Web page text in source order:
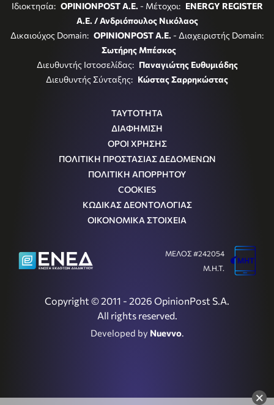
×
Ιδιοκτησία: OPINIONPOST A.E. - Μέτοχοι: ENERGY REGISTER
Α.Ε. / Ανδριόπουλος Νικόλαος
Δικαιούχος Domain: OPINIONPOST A.E. - Διαχειριστής Domain:
Σωτήρης Μπέσκος
Διευθυντής Ιστοσελίδας: Παναγιώτης Ευθυμιάδης
Διευθυντής Σύνταξης: Κώστας Σαρρηκώστας
ΤΑΥΤΟΤΗΤΑ
ΔΙΑΦΗΜΙΣΗ
ΟΡΟΙ ΧΡΗΣΗΣ
ΠΟΛΙΤΙΚΗ ΠΡΟΣΤΑΣΙΑΣ ΔΕΔΟΜΕΝΩΝ
ΠΟΛΙΤΙΚΗ ΑΠΟΡΡΗΤΟΥ
COOKIES
ΚΩΔΙΚΑΣ ΔΕΟΝΤΟΛΟΓΙΑΣ
ΟΙΚΟΝΟΜΙΚΑ ΣΤΟΙΧΕΙΑ
Copyright © 2011 - 2026 OpinionPost S.A.
All rights reserved.
Developed by Nuevvo.
ΜΕΛΟΣ #242054
Μ.Η.Τ.